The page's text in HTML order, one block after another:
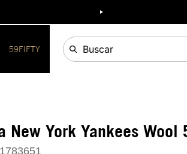
59FIFTY Buscar
New York Yankees Wool